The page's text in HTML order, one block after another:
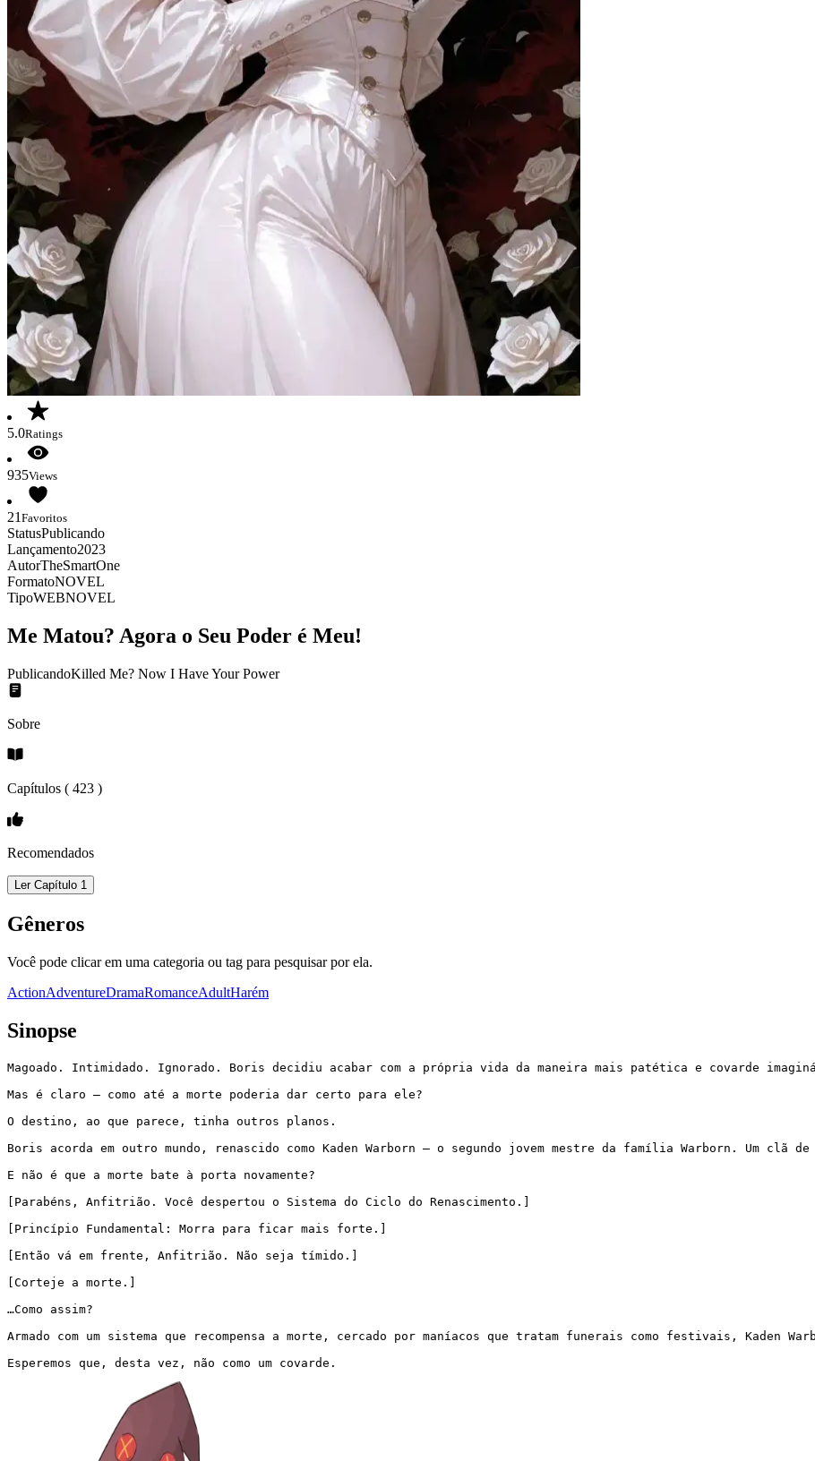
5.0Ratings
935Views
21 Favoritos
StatusPublicando
Lançamento2023
AutorTheSmartOne
FormatoNOVEL
TipoWEBNOVEL
Me Matou? Agora o Seu Poder é Meu!
PublicandoKilled Me? Now I Have Your Power
Sobre
Capítulos ( 423 )
Recomendados
Ler Capítulo 1
Gêneros
Você pode clicar em uma categoria ou tag para pesquisar por ela.
ActionAdventureDramaRomanceAdultHarém
Sinopse
Magoado. Intimidado. Ignorado. Boris decidiu acabar com a própria vida da maneira mais patética e covarde
Mas é claro — como até a morte poderia dar certo para ele?
O destino, ao que parece, tinha outros planos.
Boris acorda em outro mundo, renascido como Kaden Warborn — o segundo jovem mestre da família Warborn. Um
E não é que a morte bate à porta novamente?
[Parabéns, Anfitrião. Você despertou o Sistema do Ciclo do Renascimento.]
[Princípio Fundamental: Morra para ficar mais forte.]
[Então vá em frente, Anfitrião. Não seja tímido.]
[Corteje a morte.]
…Como assim?
Armado com um sistema que recompensa a morte, cercado por maníacos que tratam funerais como festivais, Kaden
Esperemos que, desta vez, não como um covarde.